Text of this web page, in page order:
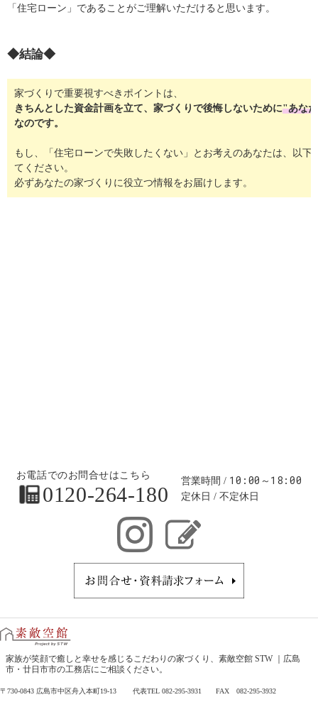
「住宅ローン」であることがご理解いただけると思います。
◆結論◆
家づくりで重要視すべきポイントは、
きちんとした資金計画を立て、家づくりで後悔しないために"あな
なのです。
もし、「住宅ローンで失敗したくない」とお考えのあなたは、以
てください。
必ずあなたの家づくりに役立つ情報をお届けします。
お電話でのお問合せはこちら
0120-264-180
営業時間 10:00～18:00
定休日 不定休日
家族が笑顔で癒しと幸せを感じるこだわりの家づくり、 素敵空館 STW ｜広島
市・廿日市市の工務店にご相談ください。
〒730-0843 広島市中区舟入本町19-13 代表TEL 082-295-3931 FAX 082-295-3932